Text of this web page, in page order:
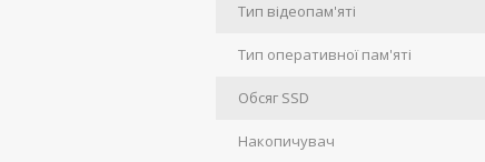
Тип відеопам'яті
Тип оперативної пам'яті
Обсяг SSD
Накопичувач